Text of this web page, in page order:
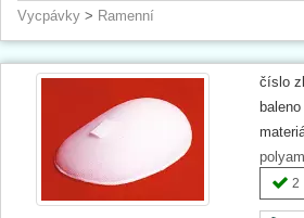
Vycpávky > Ramenní
číslo
baleno
2